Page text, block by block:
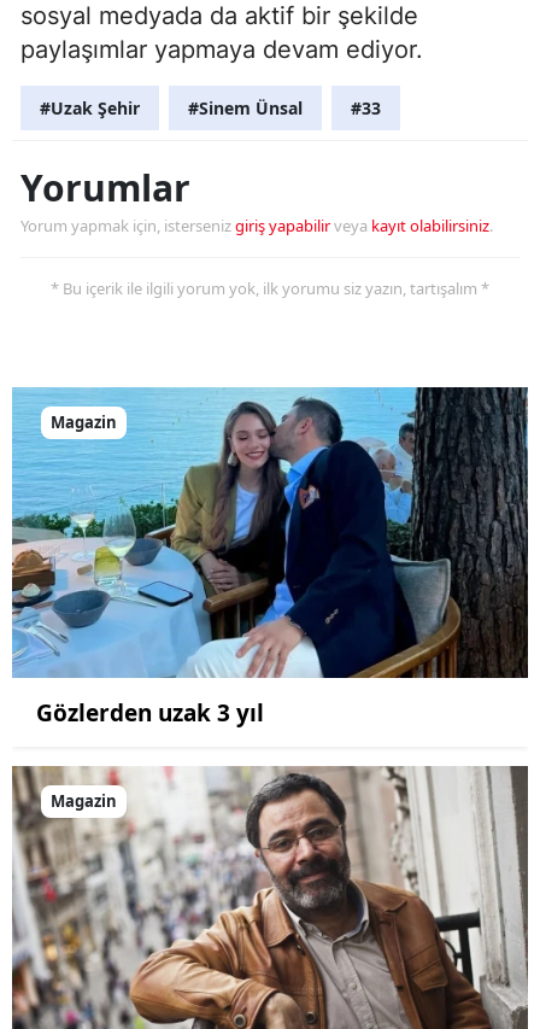
sosyal medyada da aktif bir şekilde
paylaşımlar yapmaya devam ediyor.
#Uzak Şehir #Sinem Ünsal #33
Yorumlar
Yorum yapmak için, istersenizgiriş yapabilirveya kayıt olabilirsiniz.
* Bu içerik ile ilgili yorum yok, ilk yorumu siz yazın, tartışalım *
Magazin
Gözlerden uzak 3 yıl
Magazin